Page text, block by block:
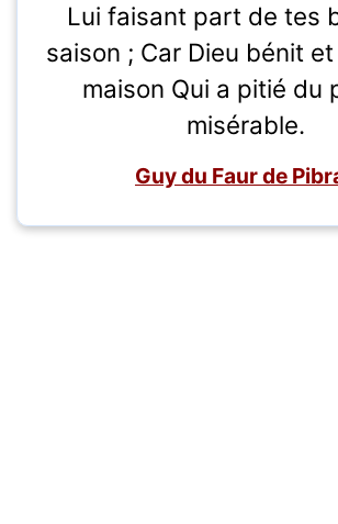
Lui faisant part de tes
saison ; Car Dieu bénit
maison Qui a pitié du
misérable.
Guy du Faur de